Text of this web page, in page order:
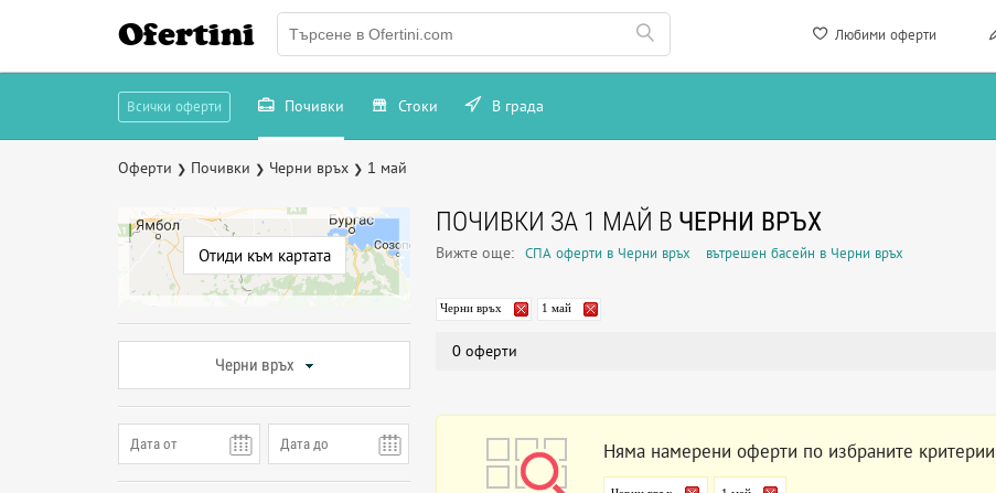
Любими оферти
Ofertini
Всички оферти Почивки Стоки В града
Оферти ❯ Почивки ❯ Черни връх ❯ 1 май
Отиди към картата
Черни връх
ПОЧИВКИ ЗА 1 МАЙ В ЧЕРНИ ВРЪХ
Вижте още: СПА оферти в Черни връх вътрешен басейн в Черни връх
Черни връх 1 май
0 оферти
Няма намерени оферти по избраните